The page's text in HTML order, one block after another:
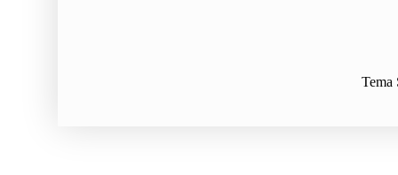
Tema